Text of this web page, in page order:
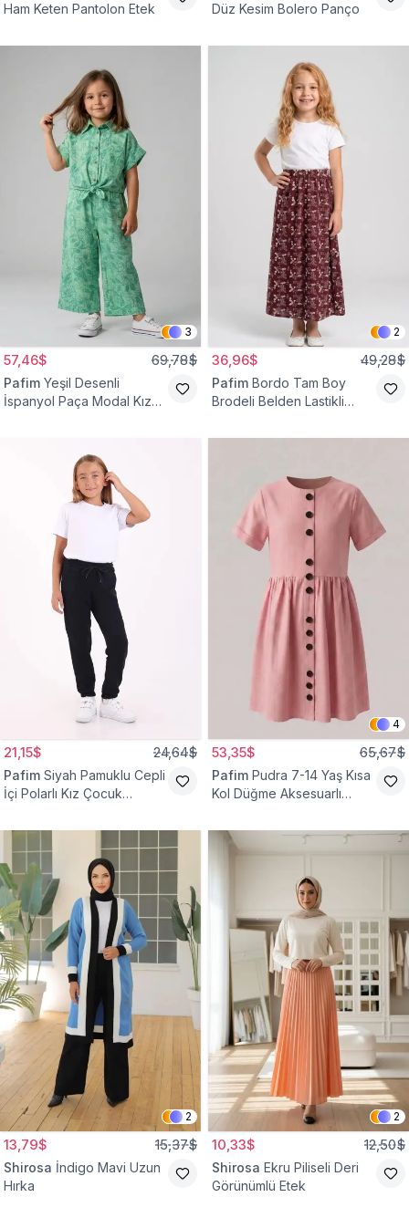
Ham Keten Pantolon Etek
Düz Kesim Bolero Panço
3
57,46$ 69,78$
Pafim Yeşil Desenli
İspanyol Paça Modal Kız
2
36,96$ 49,28$
Pafim Bordo Tam Boy
Brodeli Belden Lastikli
21,15$ 24,64$
Pafim Siyah Pamuklu Cepli
İçi Polarlı Kız Çocuk
4
53,35$ 65,67$
Pafim Pudra 7-14 Yaş Kısa
Kol Düğme Aksesuarlı
2
13,79$ 15,37$
Shirosa İndigo Mavi Uzun
Hırka
2
10,33$ 12,50$
Shirosa Ekru Piliseli Deri
Görünümlü Etek